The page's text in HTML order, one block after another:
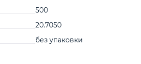
500
20.7050
без упаковки